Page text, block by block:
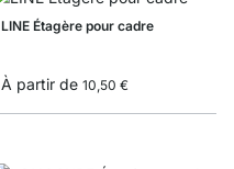
LINE Étagère pour cadre
À partir de 10,50 €